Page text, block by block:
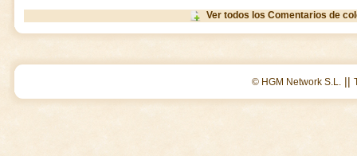
Ver todos los Comentarios de
© HGM Network S.L. ||